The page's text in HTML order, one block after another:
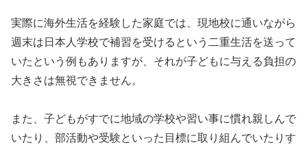
実際に海外生活を経験した家庭では、現地校に通いながら
週末は日本人学校で補習を受けるという二重生活を送って
いたという例もありますが、それが子どもに与える負担の
大きさは無視できません。
また、子どもがすでに地域の学校や習い事に慣れ親しんで
いたり、部活動や受験といった目標に取り組んでいたりす